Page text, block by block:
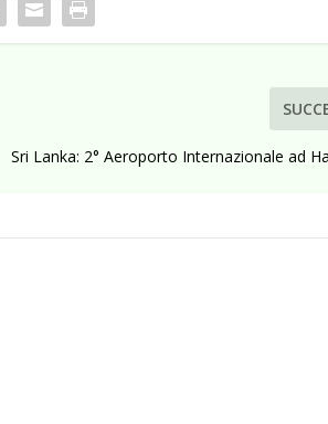
Sri Lanka: 2° Aeroporto Internazionale ad